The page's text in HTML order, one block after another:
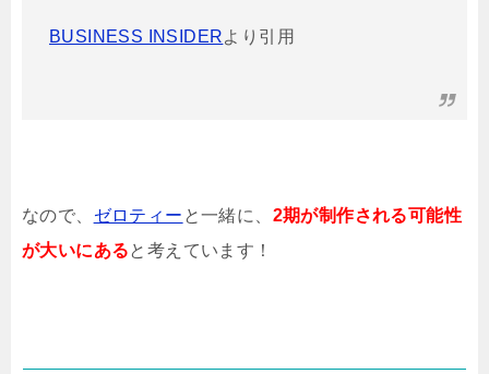
BUSINESS INSIDERより引用
なので、 ゼロティー と一緒に、 2期が制作される可能性
が大いにあると考えています！